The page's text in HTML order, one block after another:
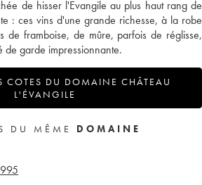
de hisser l'Evangile au plus haut rang de
: ces vins d'une grande richesse, à la robe
de framboise, de mûre, parfois de réglisse,
de garde impressionnante.
COTES DU DOMAINE CHÂTEAU
L'ÉVANGILE
DU MÊME DOMAINE